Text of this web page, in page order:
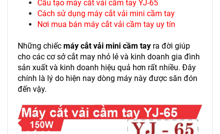
Cấu tạo máy cắt vải cầm tay YJ-65
Cách sử dụng máy cắt vải mini cầm tay
Nơi mua bán máy cắt vải cầm tay uy tín
Những chiếc máy cắt vải mini cầm tay ra đời giúp
cho các cơ sở cắt may nhỏ lẻ và kinh doanh gia đình
sản xuất và kinh doanh hiệu quả hơn rất nhiều. Đây
chính là lý do hiện nay dòng máy này được săn đón
đến vậy.